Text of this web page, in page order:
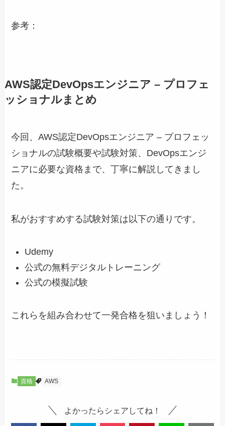
参考：
AWS認定DevOpsエンジニア – プロフェ
ッショナルまとめ
今回、AWS認定DevOpsエンジニア – プロフェッ
ショナルの試験概要や試験対策、DevOpsエンジ
ニアに必要な資格まで、丁寧に解説してきまし
た。
私がおすすめする試験対策は以下の通りです。
Udemy
公式の無料デジタルトレーニング
公式の模擬試験
これらを組み合わせて一発合格を狙いましょう！
資格 AWS
よかったらシェアしてね！